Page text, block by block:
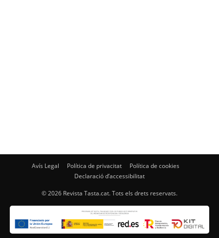
Avís Legal Política de privacitat
Política de cookies
Declaració d’accessibilitat
© 2026 Revista Tasta.cat. Tots els drets reservats.